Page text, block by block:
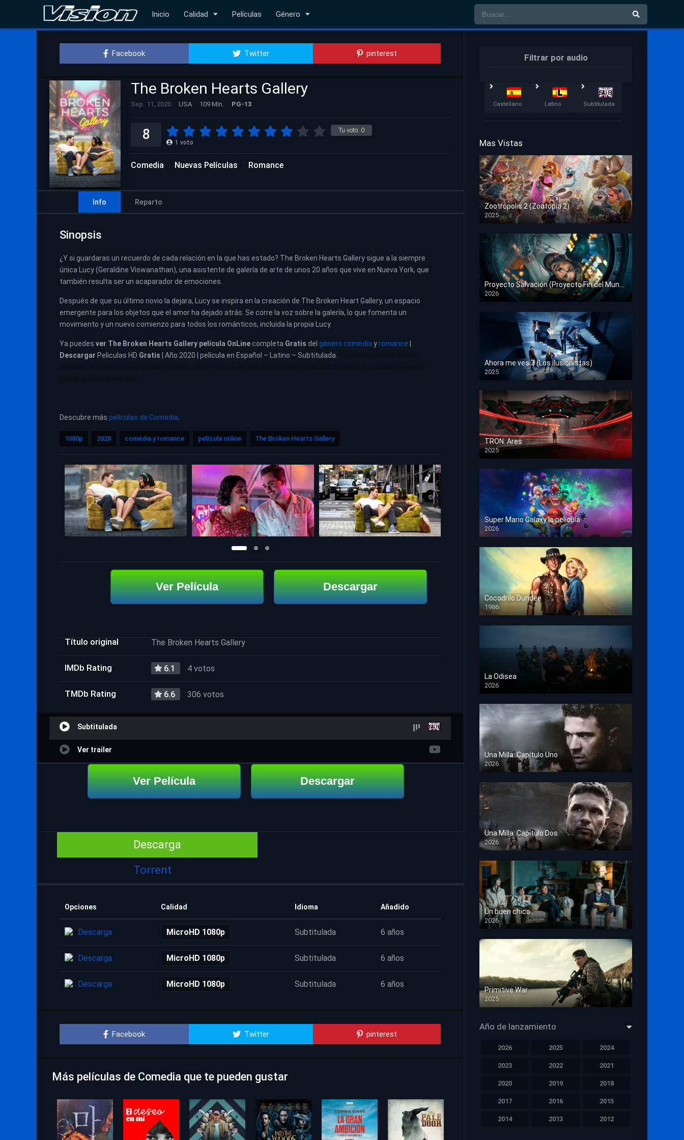
Inicio Calidad Películas Género
Facebook Twitter pinterest
The Broken Hearts Gallery
Sep. 11, 2020 USA 109 Min. PG-13
Tu voto: 0
8 1 voto
Comedia Nuevas Películas Romance
Info Reparto
Sinopsis
¿Y si guardaras un recuerdo de cada relación en la que has estado? The Broken Hearts Gallery sigue a la siempre
única Lucy (Geraldine Viswanathan), una asistente de galería de arte de unos 20 años que vive en Nueva York, que
también resulta ser un acaparador de emociones.
Después de que su último novio la dejara, Lucy se inspira en la creación de The Broken Heart Gallery, un espacio
emergente para los objetos que el amor ha dejado atrás. Se corre la voz sobre la galería, lo que fomenta un
movimiento y un nuevo comienzo para todos los románticos, incluida la propia Lucy.
Ya puedes ver The Broken Hearts Gallery película OnLinecompleta Gratis del género comedia yromance
Descargar Peliculas HD Gratis | Año 2020 | película en Español – Latino – Subtitulada.
Descubre más películas de Comedia
1080p 2020 comedia y romance película online The Broken Hearts Gallery
Ver Película Descargar
Título original The Broken Hearts Gallery
IMDb Rating 6.1 4 votos
TMDb Rating 6.6 306 votos
Subtitulada
Ver trailer
Ver Película Descargar
Descarga
Torrent
Opciones Calidad Idioma Añadido
Descarga MicroHD 1080p Subtitulada 6 años
Descarga MicroHD 1080p Subtitulada 6 años
Descarga MicroHD 1080p Subtitulada 6 años
Facebook Twitter pinterest
Más películas de Comedia que te pueden gustar
Filtrar por audio
Castellano Latino Subtitulada
Mas Vistas
Zootrópolis 2 (Zootopia 2)
2025
HD 1080p
Proyecto Salvación (Proyecto Fin del Mundo)
2026
HD 1080p
Ahora me ves 3 (Los ilusionistas)
2025
HD 1080p
TRON: Ares
2025
HD 1080p
Super Mario Galaxy la película
2026
HD 1080p
Cocodrilo Dundee
1986
HD 1080p
La Odisea
2026
TS Screener
Una Milla: Capítulo Uno
2026
HD 1080p
Una Milla: Capítulo Dos
2026
HD 1080p
Un buen chico
2026
HD 1080p
Primitive War
2025
HD 1080p
Año de lanzamiento
2026 2025 2024
2023 2022 2021
2020 2019 2018
2017 2016 2015
2014 2013 2012